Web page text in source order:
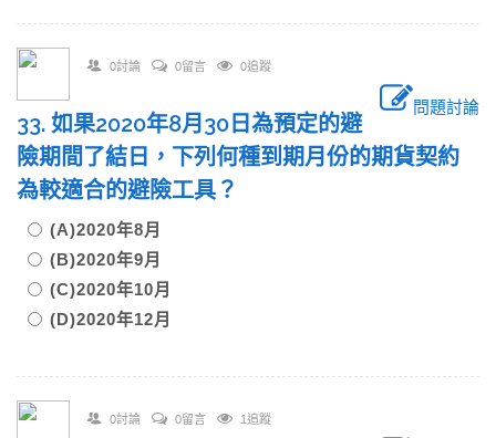
0討論 0留言 0追蹤
問題討論
33. 如果2020年8月30日為預定的避
險期間了結日，下列何種到期月份的期貨契約
為較適合的避險工具？
(A)2020年8月
(B)2020年9月
(C)2020年10月
(D)2020年12月
0討論 0留言 1追蹤